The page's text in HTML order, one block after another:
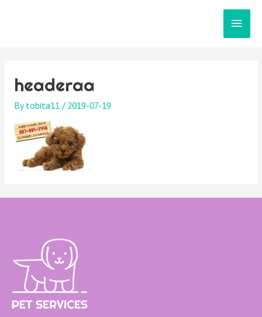
メ
headeraa
By tobita11 / 2019-07-19